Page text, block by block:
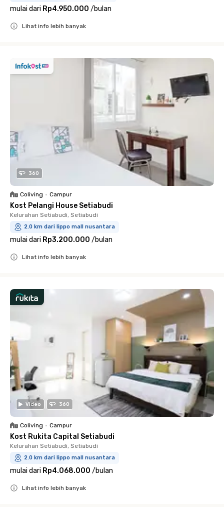
mulai dari Rp4.950.000 /bulan
Lihat info lebih banyak
360
Coliving • Campur
Kost Pelangi House Setiabudi
Kelurahan Setiabudi, Setiabudi
2.0 km dari lippo mall nusantara
mulai dari Rp3.200.000 /bulan
Lihat info lebih banyak
Video 360
Coliving • Campur
Kost Rukita Capital Setiabudi
Kelurahan Setiabudi, Setiabudi
2.0 km dari lippo mall nusantara
mulai dari Rp4.068.000 /bulan
Lihat info lebih banyak